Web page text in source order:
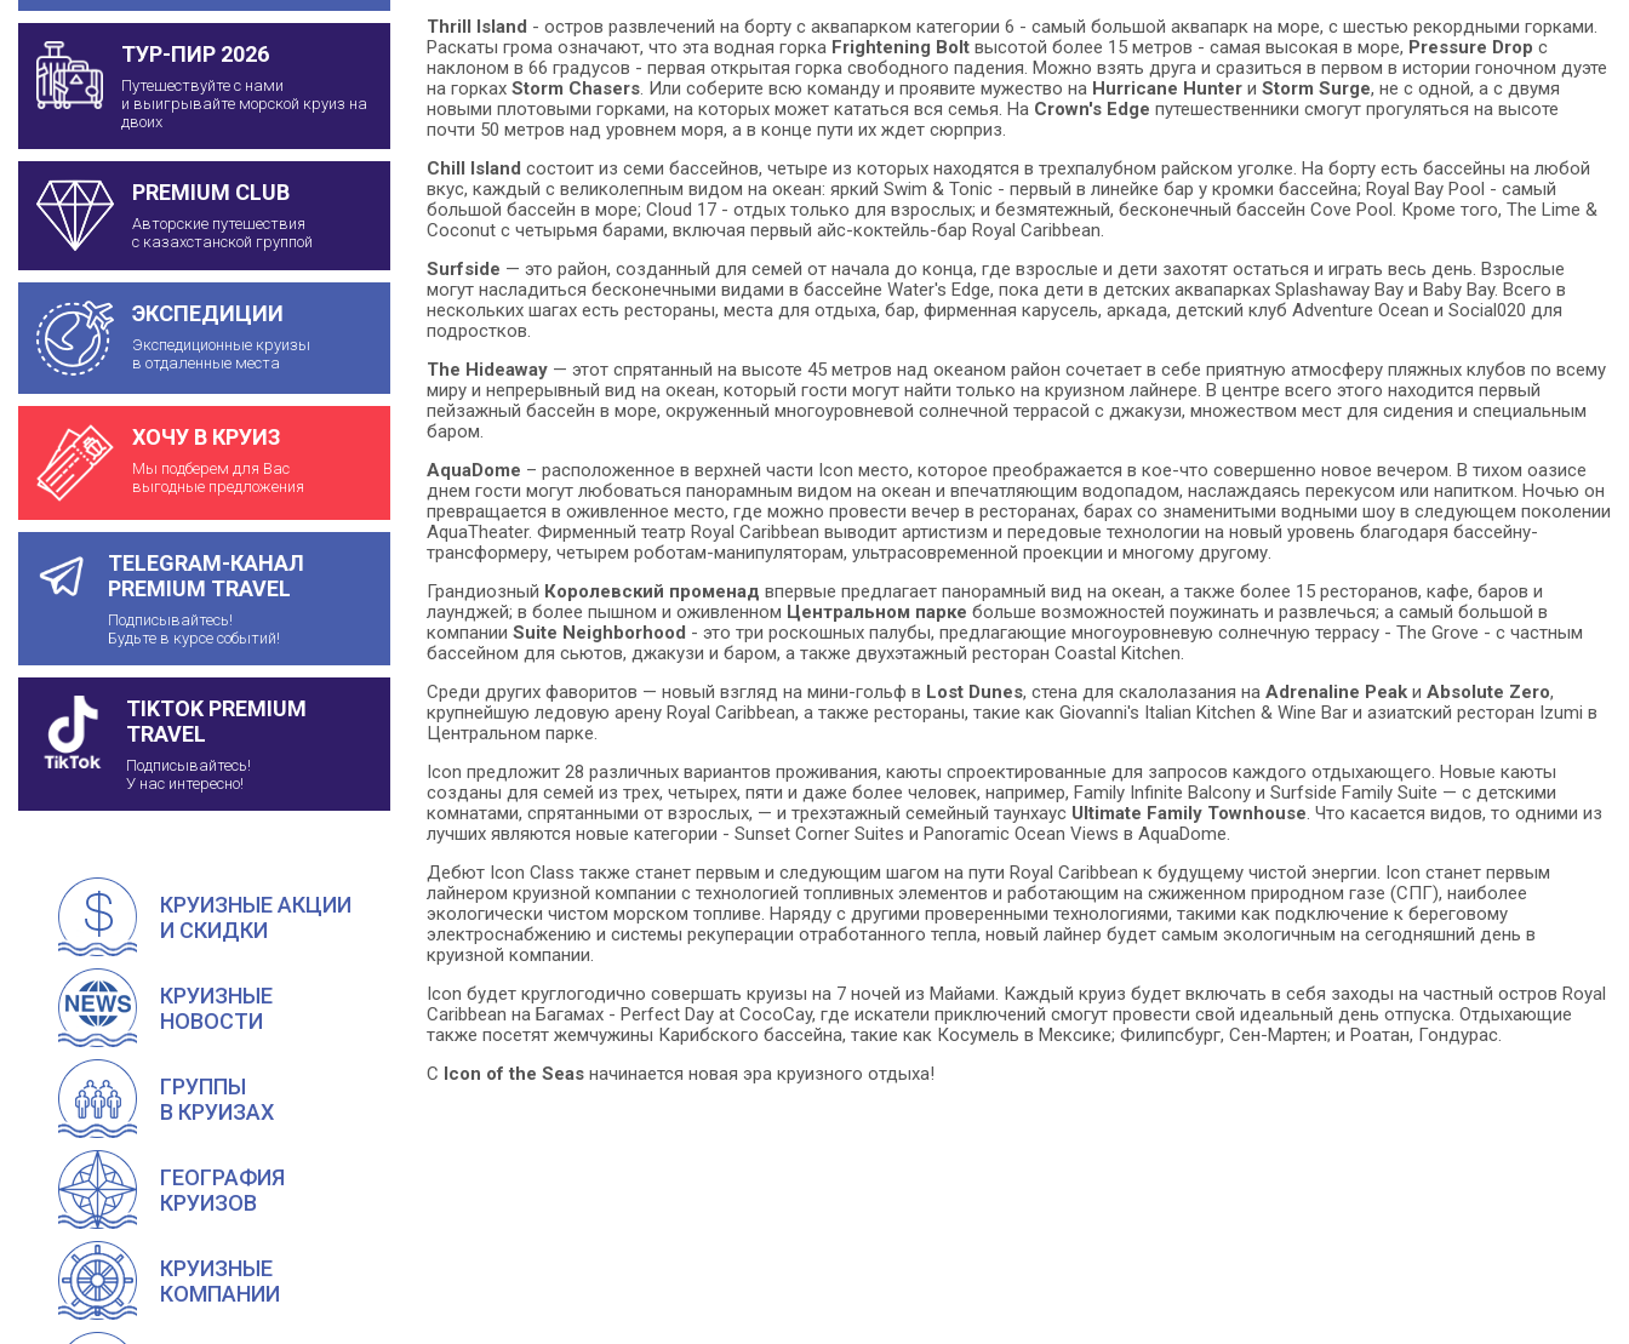
ТУР-ПИР 2026
Путешествуйте с нами
и выигрывайте морской круиз на
двоих
PREMIUM CLUB
Авторские путешествия
с казахстанской группой
ЭКСПЕДИЦИИ
Экспедиционные круизы
в отдаленные места
ХОЧУ В КРУИЗ
Мы подберем для Вас
выгодные предложения
TELEGRAM-КАНАЛ
PREMIUM TRAVEL
Подписывайтесь!
Будьте в курсе событий!
TIKTOK PREMIUM
TRAVEL
Подписывайтесь!
У нас интересно!
КРУИЗНЫЕ АКЦИИ
И СКИДКИ
КРУИЗНЫЕ
НОВОСТИ
ГРУППЫ
В КРУИЗАХ
ГЕОГРАФИЯ
КРУИЗОВ
КРУИЗНЫЕ
КОМПАНИИ
Thrill Island - остров развлечений на борту с аквапарком категории 6 - самый большой аквапарк на море, с шестью рекордными горками.
Раскаты грома означают, что эта водная горка Frightening Bolt высотой более 15 метров - самая высокая в море, Pressure Drop с
наклоном в 66 градусов - первая открытая горка свободного падения. Можно взять друга и сразиться в первом в истории гоночном дуэте
на горках Storm Chasers. Или соберите всю команду и проявите мужество на Hurricane Hunter и Storm Surge, не с одной, а с двумя
новыми плотовыми горками, на которых может кататься вся семья. На Crown's Edge путешественники смогут прогуляться на высоте
почти 50 метров над уровнем моря, а в конце пути их ждет сюрприз.
Chill Island состоит из семи бассейнов, четыре из которых находятся в трехпалубном райском уголке. На борту есть бассейны на любой
вкус, каждый с великолепным видом на океан: яркий Swim & Tonic - первый в линейке бар у кромки бассейна; Royal Bay Pool - самый
большой бассейн в море; Cloud 17 - отдых только для взрослых; и безмятежный, бесконечный бассейн Cove Pool. Кроме того, The Lime &
Coconut с четырьмя барами, включая первый айс-коктейль-бар Royal Caribbean.
Surfside — это район, созданный для семей от начала до конца, где взрослые и дети захотят остаться и играть весь день. Взрослые
могут насладиться бесконечными видами в бассейне Water's Edge, пока дети в детских аквапарках Splashaway Bay и Baby Bay. Всего в
нескольких шагах есть рестораны, места для отдыха, бар, фирменная карусель, аркада, детский клуб Adventure Ocean и Social020 для
подростков.
The Hideaway — этот спрятанный на высоте 45 метров над океаном район сочетает в себе приятную атмосферу пляжных клубов по всему
миру и непрерывный вид на океан, который гости могут найти только на круизном лайнере. В центре всего этого находится первый
пейзажный бассейн в море, окруженный многоуровневой солнечной террасой с джакузи, множеством мест для сидения и специальным
баром.
AquaDome – расположенное в верхней части Icon место, которое преображается в кое-что совершенно новое вечером. В тихом оазисе
днем гости могут любоваться панорамным видом на океан и впечатляющим водопадом, наслаждаясь перекусом или напитком. Ночью он
превращается в оживленное место, где можно провести вечер в ресторанах, барах со знаменитыми водными шоу в следующем поколении
AquaTheater. Фирменный театр Royal Caribbean выводит артистизм и передовые технологии на новый уровень благодаря бассейну-
трансформеру, четырем роботам-манипуляторам, ультрасовременной проекции и многому другому.
Грандиозный Королевский променад впервые предлагает панорамный вид на океан, а также более 15 ресторанов, кафе, баров и
лаунджей; в более пышном и оживленном Центральном парке больше возможностей поужинать и развлечься; а самый большой в
компании Suite Neighborhood - это три роскошных палубы, предлагающие многоуровневую солнечную террасу - The Grove - с частным
бассейном для сьютов, джакузи и баром, а также двухэтажный ресторан Coastal Kitchen.
Среди других фаворитов — новый взгляд на мини-гольф в Lost Dunes, стена для скалолазания на Adrenaline Peak и Absolute Zero,
крупнейшую ледовую арену Royal Caribbean, а также рестораны, такие как Giovanni's Italian Kitchen & Wine Bar и азиатский ресторан Izumi в
Центральном парке.
Icon предложит 28 различных вариантов проживания, каюты спроектированные для запросов каждого отдыхающего. Новые каюты
созданы для семей из трех, четырех, пяти и даже более человек, например, Family Infinite Balcony и Surfside Family Suite — с детскими
комнатами, спрятанными от взрослых, — и трехэтажный семейный таунхаус Ultimate Family Townhouse. Что касается видов, то одними из
лучших являются новые категории - Sunset Corner Suites и Panoramic Ocean Views в AquaDome.
Дебют Icon Class также станет первым и следующим шагом на пути Royal Caribbean к будущему чистой энергии. Icon станет первым
лайнером круизной компании с технологией топливных элементов и работающим на сжиженном природном газе (СПГ), наиболее
экологически чистом морском топливе. Наряду с другими проверенными технологиями, такими как подключение к береговому
электроснабжению и системы рекуперации отработанного тепла, новый лайнер будет самым экологичным на сегодняшний день в
круизной компании.
Icon будет круглогодично совершать круизы на 7 ночей из Майами. Каждый круиз будет включать в себя заходы на частный остров Royal
Caribbean на Багамах - Perfect Day at CocoCay, где искатели приключений смогут провести свой идеальный день отпуска. Отдыхающие
также посетят жемчужины Карибского бассейна, такие как Косумель в Мексике; Филипсбург, Сен-Мартен; и Роатан, Гондурас.
С Icon of the Seas начинается новая эра круизного отдыха!